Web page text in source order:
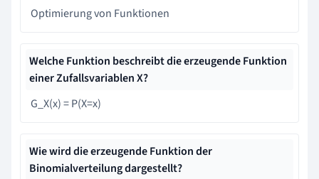
Optimierung von Funktionen
Welche Funktion beschreibt die erzeugende Funktion
einer Zufallsvariablen X?
G_X(x) = P(X=x)
Wie wird die erzeugende Funktion der
Binomialverteilung dargestellt?